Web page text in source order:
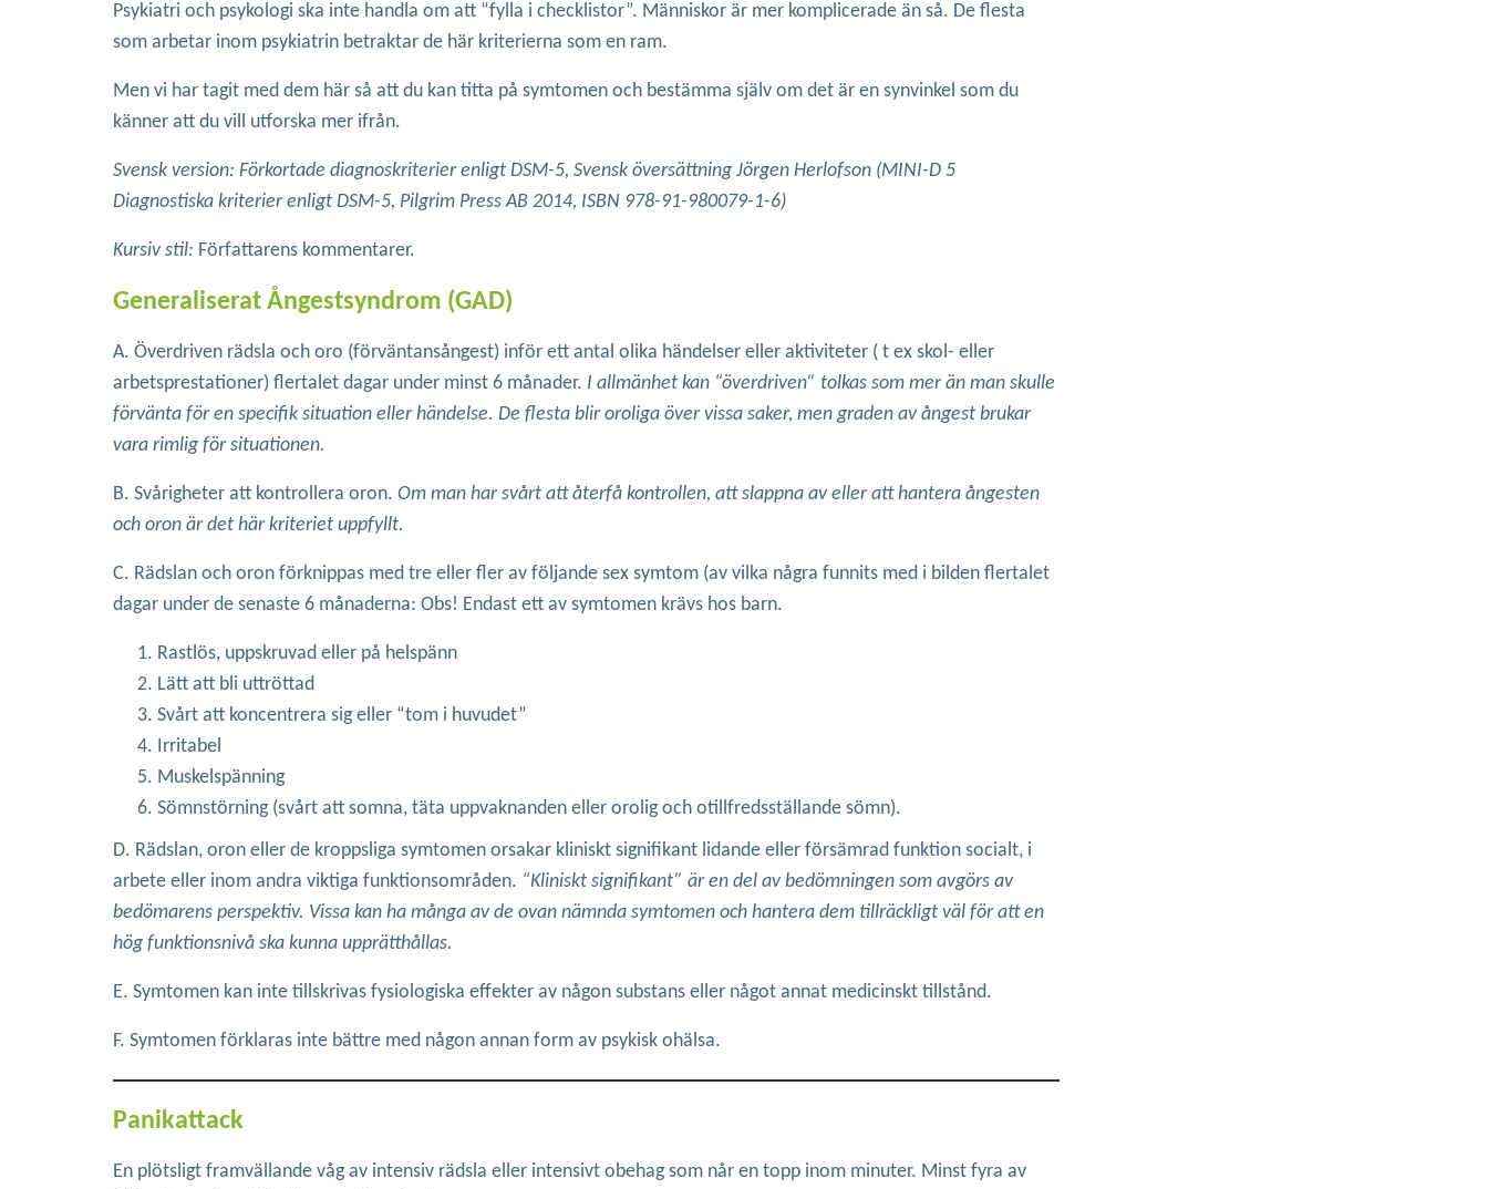
Psykiatri och psykologi ska inte handla om att “fylla i checklistor”. Människor är mer komplicerade än så. De flesta
som arbetar inom psykiatrin betraktar de här kriterierna som en ram.
Men vi har tagit med dem här så att du kan titta på symtomen och bestämma själv om det är en synvinkel som du
känner att du vill utforska mer ifrån.
Svensk version: Förkortade diagnoskriterier enligt DSM-5, Svensk översättning Jörgen Herlofson (MINI-D 5
Diagnostiska kriterier enligt DSM-5, Pilgrim Press AB 2014, ISBN 978-91-980079-1-6)
Kursiv stil: Författarens kommentarer.
Generaliserat Ångestsyndrom (GAD)
A. Överdriven rädsla och oro (förväntansångest) inför ett antal olika händelser eller aktiviteter ( t ex skol- eller
arbetsprestationer) flertalet dagar under minst 6 månader. I allmänhet kan “överdriven” tolkas som mer än man skulle
förvänta för en specifik situation eller händelse. De flesta blir oroliga över vissa saker, men graden av ångest brukar
vara rimlig för situationen.
B. Svårigheter att kontrollera oron. Om man har svårt att återfå kontrollen, att slappna av eller att hantera ångesten
och oron är det här kriteriet uppfyllt.
C. Rädslan och oron förknippas med tre eller fler av följande sex symtom (av vilka några funnits med i bilden flertalet
dagar under de senaste 6 månaderna: Obs! Endast ett av symtomen krävs hos barn.
Rastlös, uppskruvad eller på helspänn
Lätt att bli uttröttad
Svårt att koncentrera sig eller “tom i huvudet”
Irritabel
Muskelspänning
Sömnstörning (svårt att somna, täta uppvaknanden eller orolig och otillfredsställande sömn).
D. Rädslan, oron eller de kroppsliga symtomen orsakar kliniskt signifikant lidande eller försämrad funktion socialt, i
arbete eller inom andra viktiga funktionsområden. “Kliniskt signifikant” är en del av bedömningen som avgörs av
bedömarens perspektiv. Vissa kan ha många av de ovan nämnda symtomen och hantera dem tillräckligt väl för att en
hög funktionsnivå ska kunna upprätthållas.
E. Symtomen kan inte tillskrivas fysiologiska effekter av någon substans eller något annat medicinskt tillstånd.
F. Symtomen förklaras inte bättre med någon annan form av psykisk ohälsa.
Panikattack
En plötsligt framvällande våg av intensiv rädsla eller intensivt obehag som når en topp inom minuter. Minst fyra av